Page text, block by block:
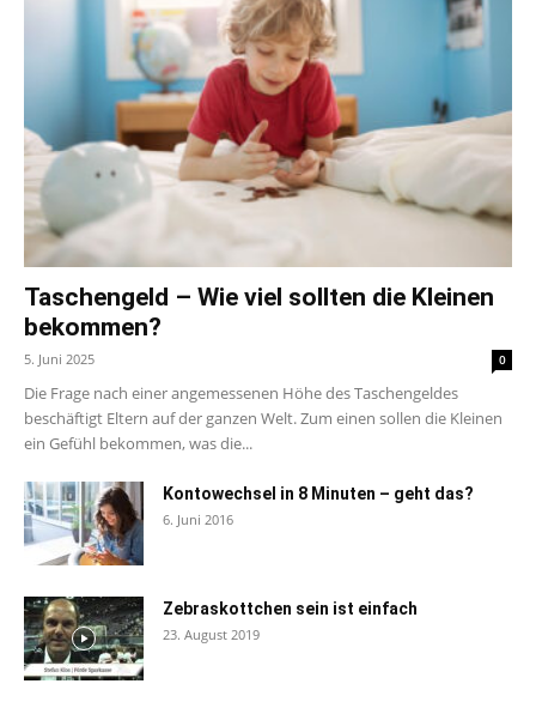
Taschengeld – Wie viel sollten die Kleinen
bekommen?
5. Juni 2025 0
Die Frage nach einer angemessenen Höhe des Taschengeldes
beschäftigt Eltern auf der ganzen Welt. Zum einen sollen die Kleinen
ein Gefühl bekommen, was die...
Kontowechsel in 8 Minuten – geht das?
6. Juni 2016
Zebraskottchen sein ist einfach
23. August 2019